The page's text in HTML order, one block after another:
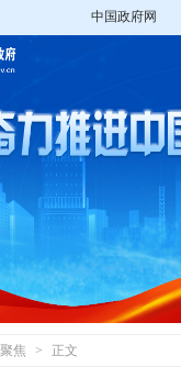
中国政府网
焦 > 正文